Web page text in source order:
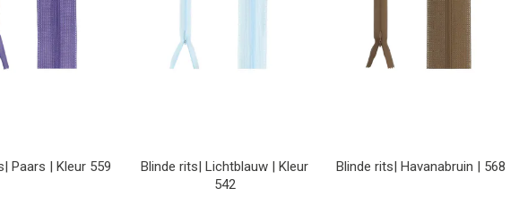
Paars | Kleur 559
Blinde rits| Lichtblauw | Kleur
542
Blinde rits| Havanabruin | 568